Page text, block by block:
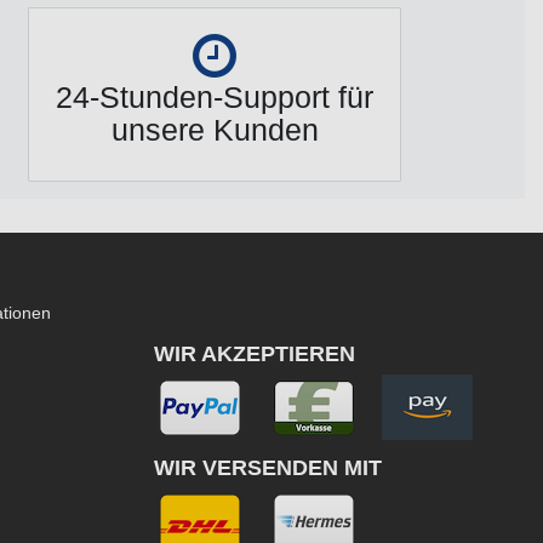
24-Stunden-Support für
unsere Kunden
WIR AKZEPTIEREN
WIR VERSENDEN MIT